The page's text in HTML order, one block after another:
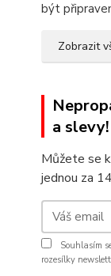
být
Zobrazit
a slevy!
Můžete se
jednou za
Souhlasím
rozesílky